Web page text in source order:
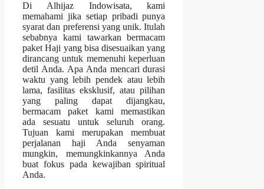
Di Alhijaz Indowisata, kami
memahami jika setiap pribadi punya
syarat dan preferensi yang unik. Itulah
sebabnya kami tawarkan bermacam
paket Haji yang bisa disesuaikan yang
dirancang untuk memenuhi keperluan
detil Anda. Apa Anda mencari durasi
waktu yang lebih pendek atau lebih
lama, fasilitas eksklusif, atau pilihan
yang paling dapat dijangkau,
bermacam paket kami memastikan
ada sesuatu untuk seluruh orang.
Tujuan kami merupakan membuat
perjalanan haji Anda senyaman
mungkin, memungkinkannya Anda
buat fokus pada kewajiban spiritual
Anda.